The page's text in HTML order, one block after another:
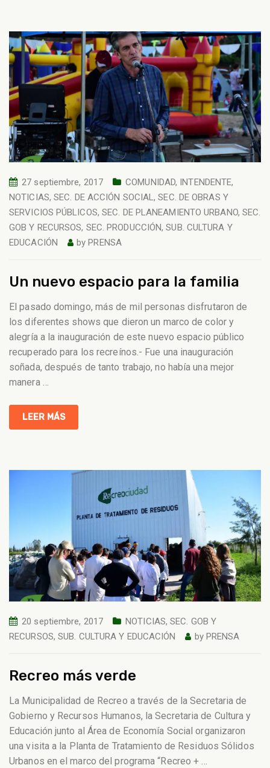
27 septiembre, 2017 COMUNIDAD, INTENDENTE,
NOTICIAS,SEC. DE ACCIÓN SOCIAL,SEC. DE OBRAS Y
SERVICIOS PÚBLICOS,SEC. DE PLANEAMIENTO URBANO, SEC.
GOB Y RECURSOS, SEC. PRODUCCIÓN,SUB. CULTURA Y
EDUCACIÓN
by PRENSA
Un nuevo espacio para la familia
El pasado domingo, más de mil personas disfrutaron de
los diferentes shows que dieron un marco de color y
alegría a la inauguración de este nuevo espacio público
recuperado para los recreínos.- Fue una inauguración
soñada, después de tanto trabajo, no había una mejor
manera …
LEER MÁS
20 septiembre, 2017 NOTICIAS,SEC. GOB Y
RECURSOS,SUB. CULTURA Y EDUCACIÓN by PRENSA
Recreo más verde
La Municipalidad de Recreo a través de la Secretaria de
Gobierno y Recursos Humanos, la Secretaria de Cultura y
Educación junto al Área de Economía Social organizaron
una visita a la Planta de Tratamiento de Residuos Sólidos
Urbanos en el marco del programa “Recreo +…